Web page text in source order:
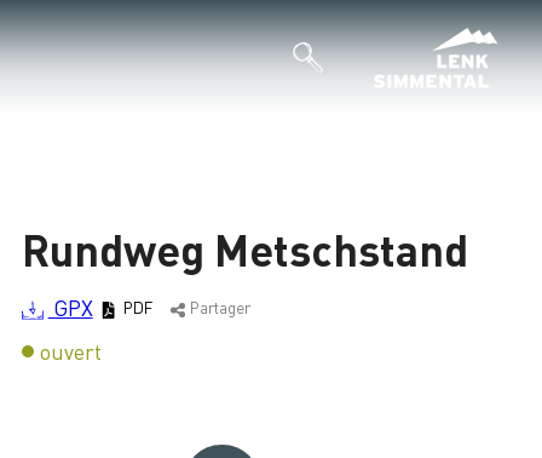
Rundweg Metschstand
GPX PDF Partager
ouvert